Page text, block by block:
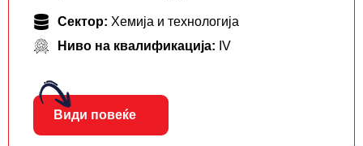
Сектор: Хемија и технологија
Ниво на квалификација: IV
Види повеќе